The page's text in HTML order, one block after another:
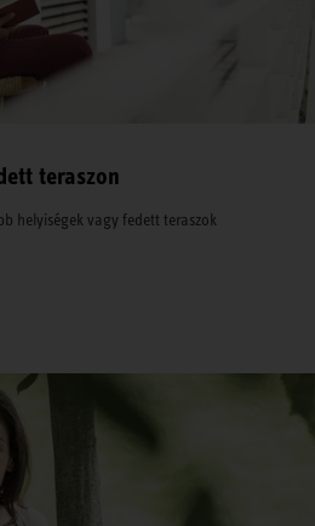
teraszon
helyiségek vagy fedett teraszok